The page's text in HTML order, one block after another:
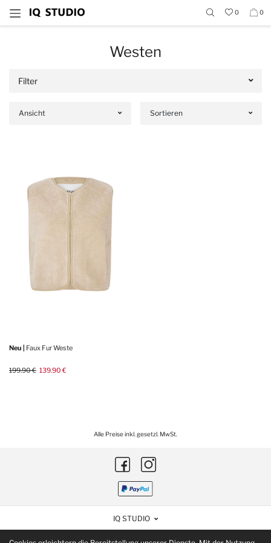
0 0
Westen
Filter
Ansicht Sortieren
Neu | Faux Fur Weste
199.90 € 139.90 €
Alle Preise inkl. gesetzl. MwSt.
IQ STUDIO